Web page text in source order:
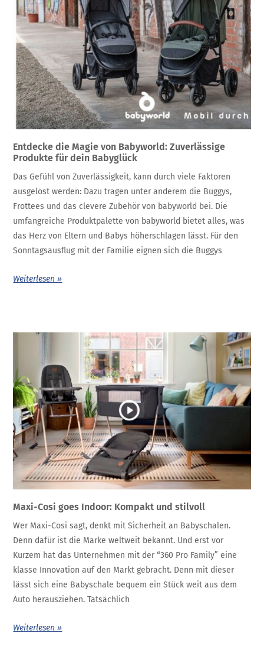
Entdecke die Magie von Babyworld: Zuverlässige
Produkte für dein Babyglück
Das Gefühl von Zuverlässigkeit, kann durch viele Faktoren
ausgelöst werden: Dazu tragen unter anderem die Buggys,
Frottees und das clevere Zubehör von babyworld bei. Die
umfangreiche Produktpalette von babyworld bietet alles, was
das Herz von Eltern und Babys höherschlagen lässt. Für den
Sonntagsausflug mit der Familie eignen sich die Buggys
Weiterlesen »
Maxi-Cosi goes Indoor: Kompakt und stilvoll
Wer Maxi-Cosi sagt, denkt mit Sicherheit an Babyschalen.
Denn dafür ist die Marke weltweit bekannt. Und erst vor
Kurzem hat das Unternehmen mit der “360 Pro Family” eine
klasse Innovation auf den Markt gebracht. Denn mit dieser
lässt sich eine Babyschale bequem ein Stück weit aus dem
Auto herausziehen. Tatsächlich
Weiterlesen »